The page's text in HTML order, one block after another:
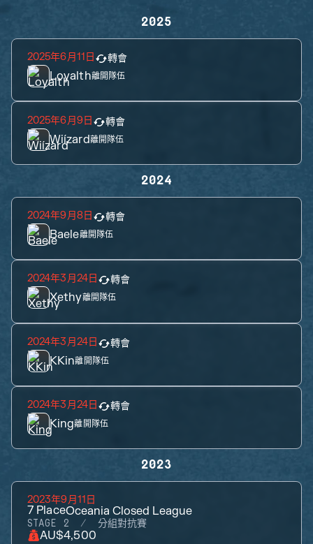
2025
2025年6月11日 轉會
Loyalth離開隊伍
2025年6月9日 轉會
Wiízard離開隊伍
2024
2024年9月8日 轉會
Baele離開隊伍
2024年3月24日 轉會
Xethy離開隊伍
2024年3月24日 轉會
KKin離開隊伍
2024年3月24日 轉會
King離開隊伍
2023
2023年9月11日
7 PlaceOceania Closed League
STAGE 2 分組對抗賽
AU$4,500